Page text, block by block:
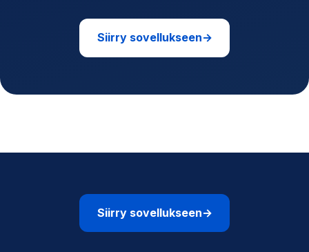
Siirry sovellukseen→
Siirry sovellukseen→